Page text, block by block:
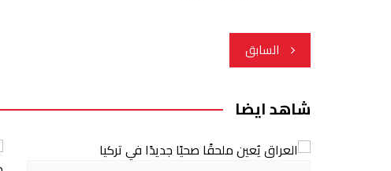
تصفّح
المقالات
السابق
شاهد ايضا